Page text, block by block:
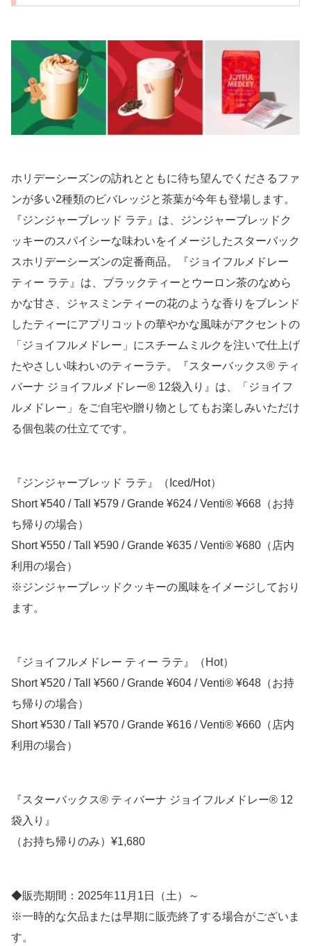
ホリデーシーズンの訪れとともに待ち望んでくださるファ
ンが多い2種類のビバレッジと茶葉が今年も登場します。
『ジンジャーブレッド ラテ』は、ジンジャーブレッドク
ッキーのスパイシーな味わいをイメージしたスターバック
スホリデーシーズンの定番商品。『ジョイフルメドレー
ティー ラテ』は、ブラックティーとウーロン茶のなめら
かな甘さ、ジャスミンティーの花のような香りをブレンド
したティーにアプリコットの華やかな風味がアクセントの
「ジョイフルメドレー」にスチームミルクを注いで仕上げ
たやさしい味わいのティーラテ。『スターバックス® ティ
バーナ ジョイフルメドレー® 12袋入り』は、「ジョイフ
ルメドレー」をご自宅や贈り物としてもお楽しみいただけ
る個包装の仕立てです。
『ジンジャーブレッド ラテ』（Iced/Hot）
Short ¥540 / Tall ¥579 / Grande ¥624 / Venti® ¥668（お持
ち帰りの場合）
Short ¥550 / Tall ¥590 / Grande ¥635 / Venti® ¥680（店内
利用の場合）
※ジンジャーブレッドクッキーの風味をイメージしており
ます。
『ジョイフルメドレー ティー ラテ』（Hot）
Short ¥520 / Tall ¥560 / Grande ¥604 / Venti® ¥648（お持
ち帰りの場合）
Short ¥530 / Tall ¥570 / Grande ¥616 / Venti® ¥660（店内
利用の場合）
『スターバックス® ティバーナ ジョイフルメドレー® 12
袋入り』
（お持ち帰りのみ）¥1,680
◆販売期間：2025年11月1日（土）～
※一時的な欠品または早期に販売終了する場合がございま
す。